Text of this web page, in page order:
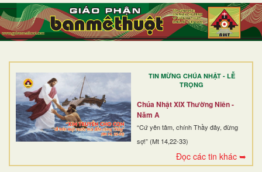
TIN MỪNG CHÚA NHẬT - LỄ
TRỌNG
Chúa Nhật XIX Thường Niên -
Năm A
“Cứ yên tâm, chính Thầy đây, đừng
sợ!” (Mt 14,22-33)
Đọc các tin khác ➥
TRANG NHẤT
GIỚI THIỆU
DÒNG TU
BAN MỤC VỤ
ĐOÀN THỂ CG